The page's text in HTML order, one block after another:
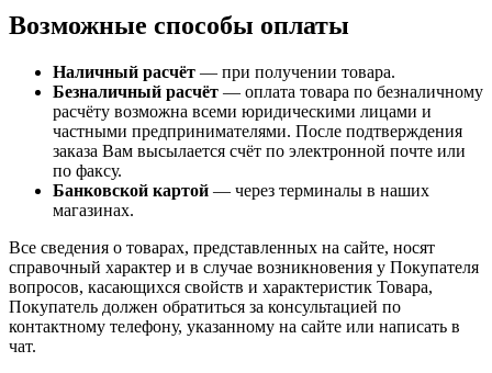
Возможные способы оплаты
Наличный расчёт — при получении товара.
Безналичный расчёт — оплата товара по безналичному
расчёту возможна всеми юридическими лицами и
частными предпринимателями. После подтверждения
заказа Вам высылается счёт по электронной почте или
по факсу.
Банковской картой — через терминалы в наших
магазинах.
Все сведения о товарах, представленных на сайте, носят
справочный характер и в случае возникновения у Покупателя
вопросов, касающихся свойств и характеристик Товара,
Покупатель должен обратиться за консультацией по
контактному телефону, указанному на сайте или написать в
чат.